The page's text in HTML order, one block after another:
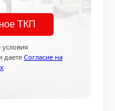
ТКП
даете Согласие на